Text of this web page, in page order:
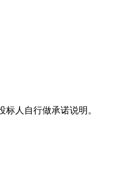
人自行做承诺说明。